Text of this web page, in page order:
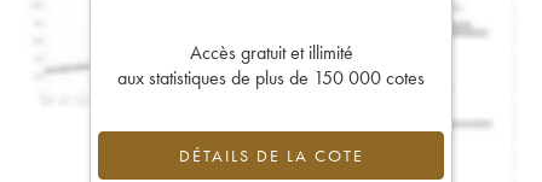
Accès gratuit et illimité
aux statistiques de plus de 150 000 cotes
DÉTAILS DE LA COTE